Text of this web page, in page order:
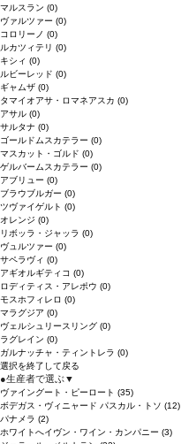
マルスラン (0)
ヴァルツァー (0)
コロリーノ (0)
ルカツィテリ (0)
キシィ (0)
ルビーレッド (0)
ギャムザ (0)
タマイオアサ・ロマネアスカ (0)
アサル (0)
サルタナ (0)
ゴールドムスカテラー (0)
マスカット・ゴルド (0)
ゲルバームスカテラー (0)
アブリュー (0)
ブラウブルガー (0)
ツヴァイゲルト (0)
オレンジ (0)
リボッラ・ジャッラ (0)
ヴュルツァー (0)
サペラヴィ (0)
アギオルギティコ (0)
ロディティス・アレポウ (0)
モスホフィレロ (0)
マラグジア (0)
ヴェルシュリースリング (0)
ラグレイン (0)
ガルナッチャ・ティントレラ (0)
選択を終了して戻る
●生産者で選ぶ▼
ヴァイングート・ピーロート (35)
ボデガス・ヴィニャード パスカル・トソ (12)
パナメラ (2)
ホワイトへイヴン・ワイン・カンパニー (3)